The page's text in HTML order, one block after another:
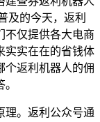
及的今天，返利
不仅提供各大电商
实实在在的省钱体
个返利机器人的佣
理。返利公众号通